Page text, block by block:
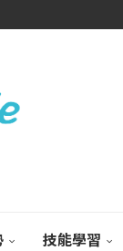
技能學習